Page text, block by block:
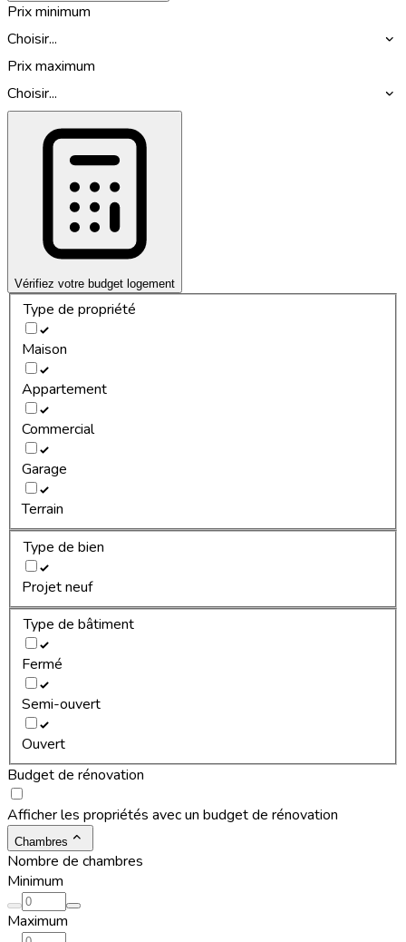
Prix minimum
Choisir...
Prix maximum
Choisir...
Vérifiez votre budget logement
Type de propriété
Maison
Appartement
Commercial
Garage
Terrain
Type de bien
Projet neuf
Type de bâtiment
Fermé
Semi-ouvert
Ouvert
Budget de rénovation
Afficher les propriétés avec un budget de rénovation
Chambres
Nombre de chambres
Minimum
Maximum